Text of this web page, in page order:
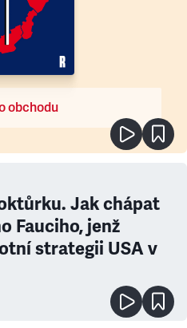
obchodu
Jak chápat
Fauciho, jenž
strategii USA v